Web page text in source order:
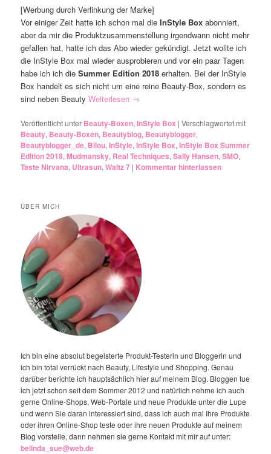
[Werbung durch Verlinkung der Marke]
Vor einiger Zeit hatte ich schon mal dieInStyle Box abonniert,
aber da mir die Produktzusammenstellung irgendwann nicht mehr
gefallen hat, hatte ich das Abo wieder gekündigt. Jetzt wollte ich
die InStyle Box mal wieder ausprobieren und vor ein paar Tagen
habe ich ich dieSummer Edition 2018 erhalten. Bei der InStyle
Box handelt es sich nicht um eine reine Beauty-Box, sondern es
sind neben BeautyWeiterlesen →
Veröffentlicht unter Beauty-Boxen,InStyle Box |Verschlagwortet mit
Beauty, Beauty-Boxen, Beautyblog, Beautyblogger,
Beautyblogger_de, Bilou,InStyle,InStyle Box,InStyle Box Summer
Edition 2018,Mudmansky, Real Techniques,Sally Hansen,SMO,
Taste Nirvana, Ultrasun,Waltz 7 | Kommentar hinterlassen
ÜBER MICH
Ich bin eine absolut begeisterte Produkt-Testerin und Bloggerin und
ich bin total verrückt nach Beauty, Lifestyle und Shopping. Genau
darüber berichte ich hauptsächlich hier auf meinem Blog. Bloggen tue
ich jetzt schon seit dem Sommer 2012 und natürlich nehme ich auch
gerne Online-Shops, Web-Portale und neue Produkte unter die Lupe
und wenn Sie daran interessiert sind, dass ich auch mal Ihre Produkte
oder ihren Online-Shop teste oder ihre neuen Produkte auf meinem
Blog vorstelle, dann nehmen sie gerne Kontakt mit mir auf unter:
belinda_sue@web.de